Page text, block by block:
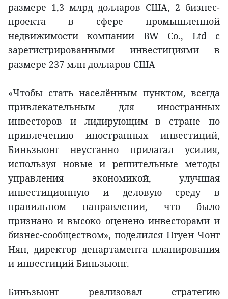
размере 1,3 млрд долларов США, 2 бизнес-
проекта в сфере промышленной
недвижимости компании BW Co., Ltd с
зарегистрированными инвестициями в
размере 237 млн долларов США
«Чтобы стать населённым пунктом, всегда
привлекательным для иностранных
инвесторов и лидирующим в стране по
привлечению иностранных инвестиций,
Биньзыонг неустанно прилагал усилия,
используя новые и решительные методы
управления экономикой, улучшая
инвестиционную и деловую среду в
правильном направлении, что было
признано и высоко оценено инвесторами и
бизнес-сообществом», поделился Нгуен Чонг
Нян, директор департамента планирования
и инвестиций Биньзыонг.
Биньзыонг реализовал стратегию